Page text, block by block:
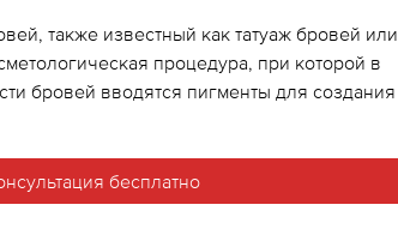
также известный как татуаж бровей или
процедура, при которой в
бровей вводятся пигменты для создания
бесплатно